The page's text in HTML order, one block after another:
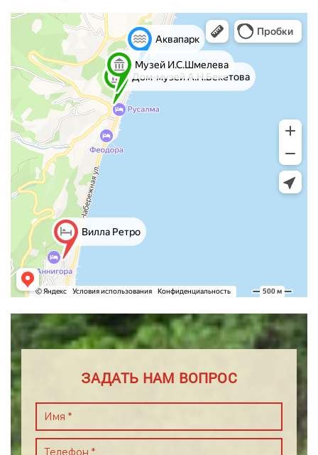
ЗАДАТЬ НАМ ВОПРОС